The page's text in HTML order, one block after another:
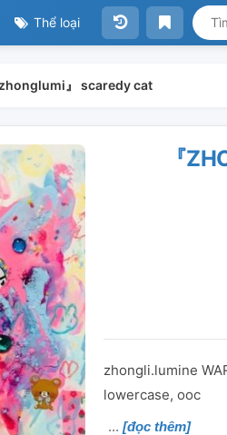
Thể loại
zhonglumi』 scaredy cat
『
zhongli.lumine
lowercase, ooc
[đọc thêm]